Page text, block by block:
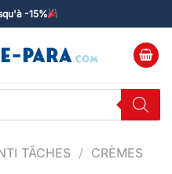
-15%
TÂCHES / CRÈMES